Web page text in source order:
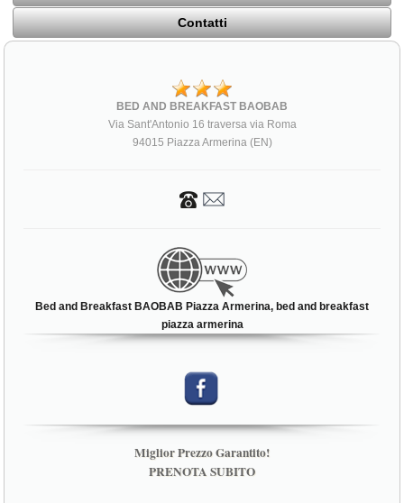
Contatti
BED AND BREAKFAST BAOBAB
Via Sant'Antonio 16 traversa via Roma
94015 Piazza Armerina (EN)
Bed and Breakfast BAOBAB Piazza Armerina, bed and breakfast
piazza armerina
Miglior Prezzo Garantito!
PRENOTA SUBITO